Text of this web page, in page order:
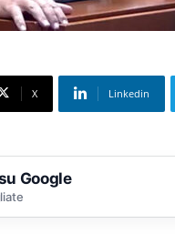
X Linkedin
Google